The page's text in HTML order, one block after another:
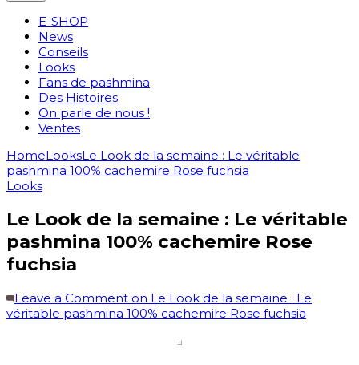
E-SHOP
News
Conseils
Looks
Fans de pashmina
Des Histoires
On parle de nous !
Ventes
HomeLooksLe Look de la semaine : Le véritable
pashmina 100% cachemire Rose fuchsia
Looks
Le Look de la semaine : Le véritable
pashmina 100% cachemire Rose
fuchsia
Leave a Comment on Le Look de la semaine : Le
véritable pashmina 100% cachemire Rose fuchsia